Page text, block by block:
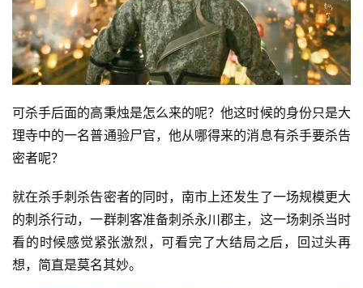
可杀手后面的高秉烛是怎么来的呢？他这时候的身份只是大
理寺中的一名普通验尸官，他从哪得来的消息有杀手要杀告
密者呢？
就在杀手刺杀告密者的同时，南市上还发生了一场规模更大
的刺杀行动，一群刺客准备刺杀永川郡主，这一场刺杀当时
看的时候感觉紧张激烈，可看完了大结局之后，回过头再
想，简直是莫名其妙。